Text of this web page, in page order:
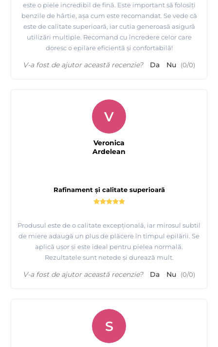
este o piele incredibil de fină. Este important să folosiți
benzile de hârtie, așa cum este recomandat. Se vede că
este de calitate superioară, iar cutia generoasă asigură
utilizări multiple. Recomand cu încredere celor care
doresc o epilare eficientă și confortabilă!
V-a fost de ajutor această recenzie? Da Nu (0/0)
Rafinament și calitate superioară
Produsul este de o calitate excepțională, iar mirosul subtil
de miere adaugă un plus de plăcere în timpul epilării. Se
aplică ușor și este ideal pentru pielea normală.
Rezultatele sunt netede și durează mult.
V
Veronica
Ardelean
V-a fost de ajutor această recenzie? Da Nu (0/0)
S